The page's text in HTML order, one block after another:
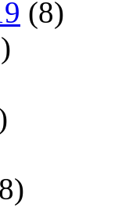
(8)